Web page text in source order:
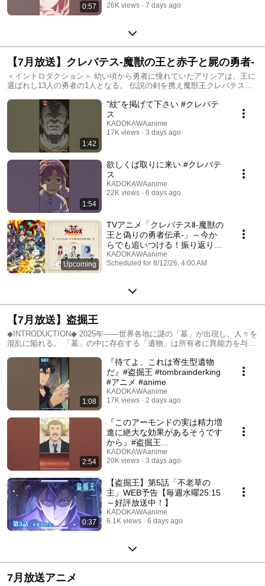
0:57
りアニメ #アニメ #長谷川育美
26K views
7 days ago
【7月放送】クレバテス-魔獣の王と赤子と屍の勇者-
＜イントロダクション＞ 幼い頃から勇者に憧れていたアリシアは、王に
選ばれし13人の勇者の1人となる。 伝説の剣を携え魔獣王クレバテスの
しかねない最悪の危機を招いてしまう。 世界に唯一残された希望は、魔
獣王に託された一人の赤子だった――。
1:42
”紋”を掲げて下さい #クレバテ
ス
KADOKAWAanime
17K views
3 days ago
1:54
欲しくば取りに来い #クレバテ
ス
KADOKAWAanime
22K views
6 days ago
Upcoming
TVアニメ「クレバテスⅡ-魔獣の
王と偽りの勇者伝承-」～今か
らでも追いつける！振り返り生
放送番組～
KADOKAWAanime
Scheduled for 8/12/26, 4:00 AM
【7月放送】盗掘王
◆INTRODUCTION◆ 2025年――世界各地に謎の「墓」が出現し、人々を
混乱に陥れる。 「墓」の中に存在する「遺物」は所有者に異能力を与
を使い、「墓」の盗掘で稼いでいた剛力遼河は、 雇い主・大河原泰政の
裏切りにより「墓」の中で死の淵へと追い詰められる。 その命を救った
のは、突如語りかけてきた「カラスの遺物」。 気がつくと15年前の2025
年にタイムスリップしていた――！ 大河原への怒りを滾らせ、これまで
の記憶と知識を武器に、 富や権力を手にしたすべての支配者たちに牙を
剥く遼河！ 「遺物」で世界の頂点へ駆け上がり、 真の“盗掘王”となる男
の大逆転人生が幕を開ける―――!!
1:08
『待てよ、これは寄生型遺物
だ』#盗掘王 #tombrainderking
#アニメ #anime
KADOKAWAanime
17K views
2 days ago
2:54
『このアーモンドの実は精力増
進に絶大な効果があるそうです
から』#盗掘王
#tombrainderking #アニメ
#anime
KADOKAWAanime
20K views
3 days ago
0:37
【盗掘王】第5話「不老草の
主」WEB予告【毎週水曜25:15
～好評放送中！】
KADOKAWAanime
6.1K views
6 days ago
7月放送アニメ